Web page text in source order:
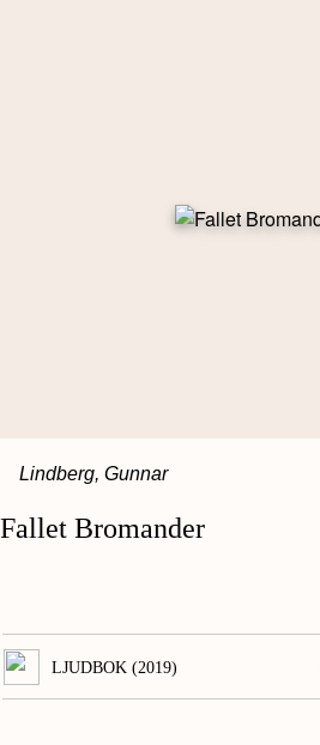
Lindberg, Gunnar
Fallet Bromander
LJUDBOK (2019)